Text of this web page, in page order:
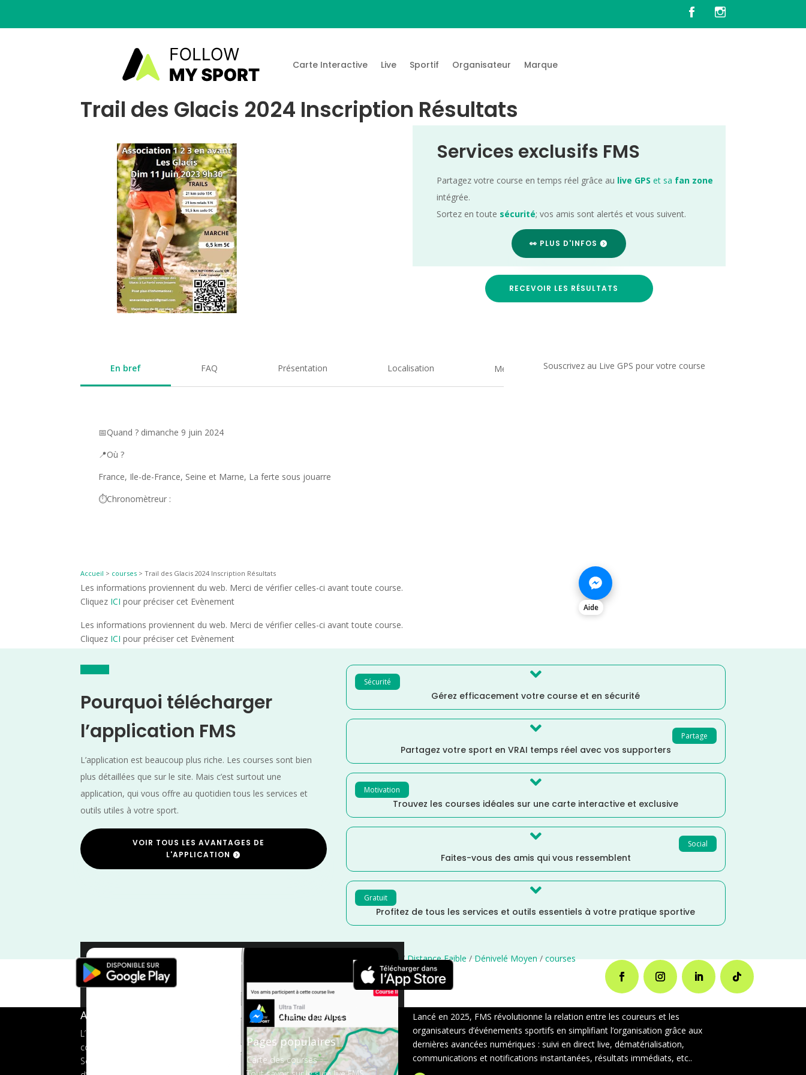
Carte Interactive Live Sportif Organisateur Marque
Trail des Glacis 2024 Inscription Résultats
Services exclusifs FMS
Partagez votre course en temps réel grâce au live GPS et sa fan zone
intégrée.
Sortez en toute sécurité; vos amis sont alertés et vous suivent.
👀 PLUS D'INFOS
RECEVOIR LES RÉSULTATS
En bref FAQ Présentation Localisation Medias
📅Quand ? dimanche 9 juin 2024
📍Où ?
France, Ile-de-France, Seine et Marne, La ferte sous jouarre
⏱️Chronomètreur :
Souscrivez au Live GPS pour votre course
Accueil > courses >Trail des Glacis 2024 Inscription Résultats
Les informations proviennent du web. Merci de vérifier celles-ci avant toute course.
Cliquez ICI pour préciser cet Evènement
Les informations proviennent du web. Merci de vérifier celles-ci avant toute course.
Cliquez ICI pour préciser cet Evènement
Aide
Pourquoi télécharger
l’application FMS
L’application est beaucoup plus riche. Les courses sont bien
plus détaillées que sur le site. Mais c’est surtout une
application, qui vous offre au quotidien tous les services et
outils utiles à votre sport.
VOIR TOUS LES AVANTAGES DE
L'APPLICATION
Sécurité 
Gérez efficacement votre course et en sécurité
Partage

Partagez votre sport en VRAI temps réel avec vos supporters
Motivation 
Trouvez les courses idéales sur une carte interactive et exclusive
Social

Faites-vous des amis qui vous ressemblent
Gratuit 
Profitez de tous les services et outils essentiels à votre pratique sportive
×
Distance Semi/Distance Faible/Dénivelé Moyen/courses
A propos de FMS
L’application tout-en-un pour les
coureurs
Services aux organisateurs
Chat en Direct
Pages populaires
Carte des courses
Lancé en 2025, FMS révolutionne la relation entre les coureurs et les
organisateurs d’événements sportifs en simplifiant l’organisation grâce aux
dernières avancées numériques : suivi en direct live, dématérialisation,
communications et notifications instantanées, résultats immédiats, etc..